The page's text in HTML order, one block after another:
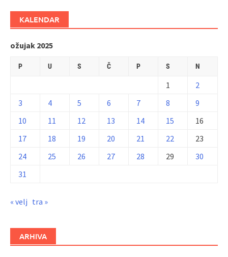
KALENDAR
ožujak 2025
P U S Č P S N
1
2
3
4 5 6 7 8
9
10
11 12 13 14 15
16
17
18 19 20 21 22
23
24
25 26 27 28 29
30
31
« velj tra »
ARHIVA